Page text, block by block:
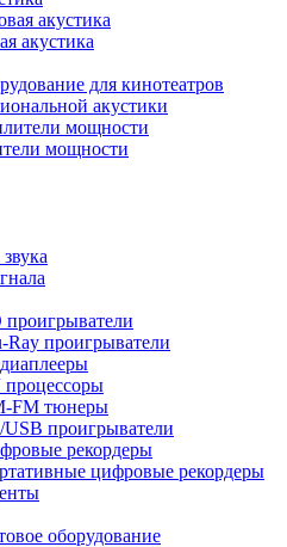
акустика
акустика
для кинотеатров
акустики
мощности
мощности
проигрыватели
FM тюнеры
проигрыватели
рекордеры
цифровые рекордеры
оборудование